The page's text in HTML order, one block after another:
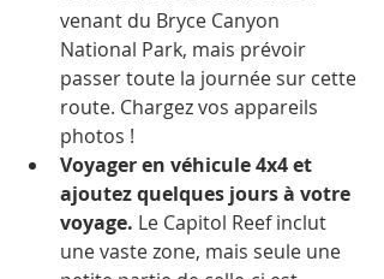
venant du Bryce Canyon
National Park, mais prévoir
passer toute la journée sur cette
route. Chargez vos appareils
photos !
Voyager en véhicule 4x4 et
ajoutez quelques jours à votre
voyage. Le Capitol Reef inclut
une vaste zone, mais seule une